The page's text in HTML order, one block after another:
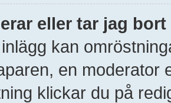
eller tar jag
kan
en moderator
klickar du på